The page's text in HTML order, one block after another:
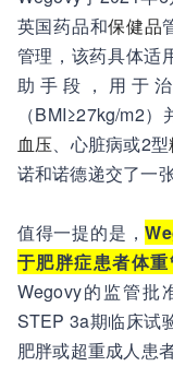
英国药品和保健品
管理，该药具体适
助手段，用于
（BMI≥27kg/m2
血压、心脏病或2型
诺和诺德递交了一
值得一提的是，
于肥胖症患者体
Wegovy的监管批
STEP 3a期临床试
肥胖或超重成人患者